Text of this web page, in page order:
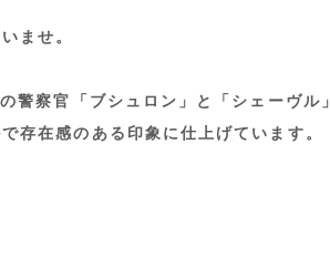
ませ。
警察官「ブシュロン」と「シェーヴル
存在感のある印象に仕上げています。